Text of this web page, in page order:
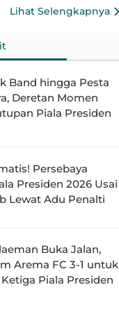
Lihat Selengkapnya
Band hingga Pesta
Deretan Momen
Piala Presiden
Persebaya
Presiden 2026 Usai
Lewat Adu Penalti
Buka Jalan,
Arema FC 3-1 untuk
Piala Presiden